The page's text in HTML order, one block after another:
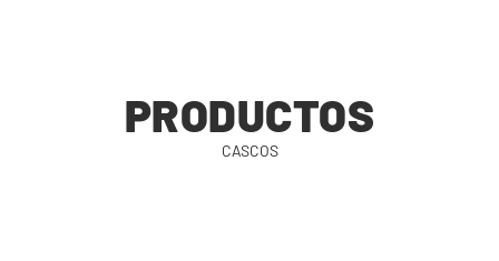
PRODUCTOS
CASCOS